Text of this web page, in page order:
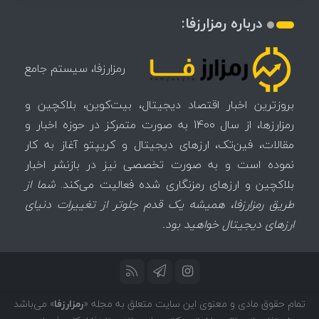
درباره رمزارزفا:
رمزارزفا، سیستم جامع
بروزترین اخبار اقتصاد دیجیتال، بیت‌کوین، بلاکچین و
رمزارزها، از سال 1400 به صورت متمرکز در حوزه اخبار و
مقالات، فین‌تک، ارزهای‌ دیجیتال و کریپتو آغاز به کار
نموده است و به صورت تخصصی نیز در بازنشر اخبار
بلاکچین و ارزهای رمزنگاری شده فعالیت می‌کند.شما از
طریق رمزارزفا، همیشه یک قدم جلوتر از تغییرات دنیای
ارزهای دیجیتال خواهید بود.
تمام حقوق مادی و معنوی این سایت متعلق به مجله «رمزارزفا» می‌باشد